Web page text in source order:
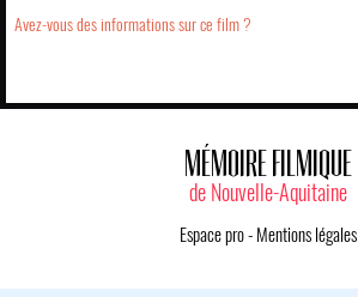
Avez-vous des informations sur ce film ?
MÉMOIRE FILMIQUE
de Nouvelle-Aquitaine
Espace pro- Mentions légales